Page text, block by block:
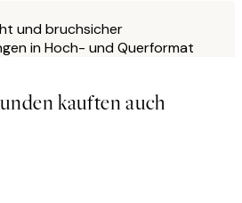
und bruchsicher
in Hoch- und Querformat
kauften auch